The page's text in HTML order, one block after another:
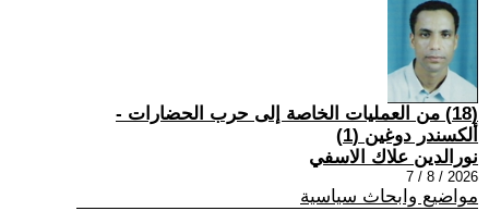
(18) من العمليات الخاصة إلى حرب الحضارات -
ألكسندر دوغين (1)
نورالدين علاك الاسفي
2026 / 8 / 7
مواضيع وابحاث سياسية